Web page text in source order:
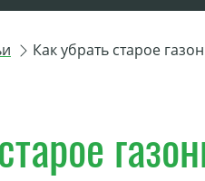
Как убрать старое